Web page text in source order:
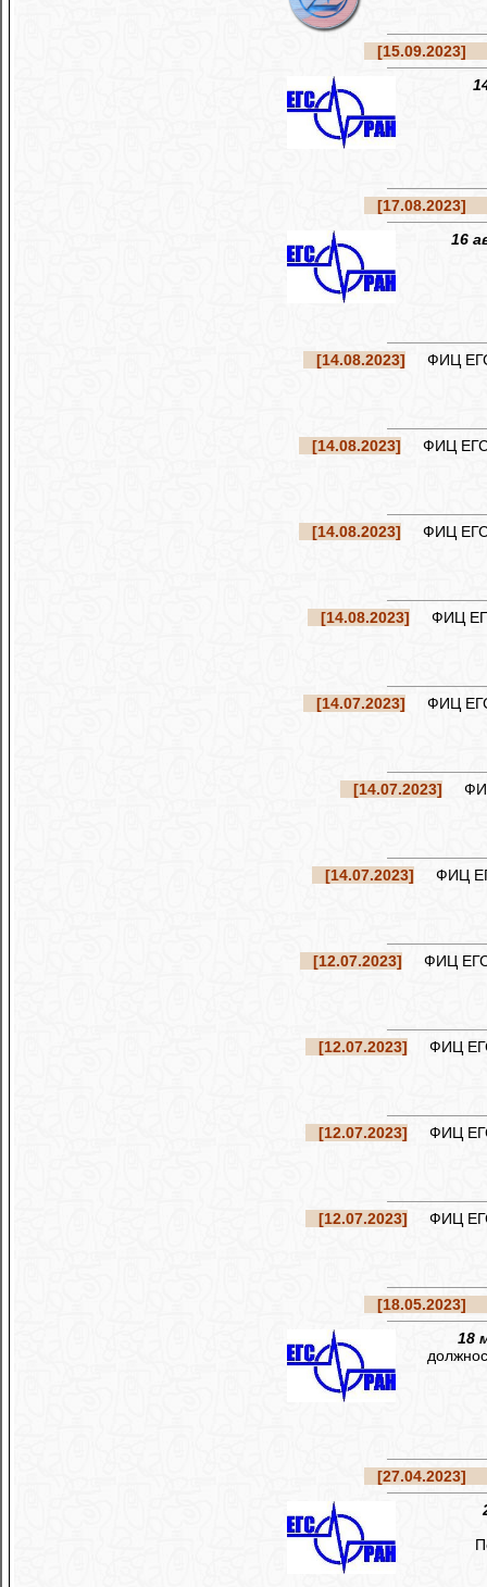
[15.09.2023]
[17.08.2023]
16
[14.08.2023] ФИЦ ЕГС
[14.08.2023] ФИЦ ЕГС
[14.08.2023] ФИЦ ЕГС
[14.08.2023] ФИЦ ЕГС
[14.07.2023] ФИЦ ЕГС
[14.07.2023] ФИЦ
[14.07.2023] ФИЦ
[12.07.2023] ФИЦ ЕГС
[12.07.2023] ФИЦ ЕГС
[12.07.2023] ФИЦ ЕГС
[12.07.2023] ФИЦ ЕГС
[18.05.2023]
18
[27.04.2023]
По